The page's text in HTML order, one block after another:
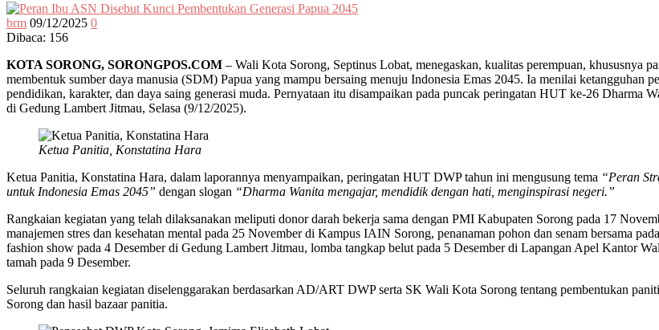
brm 09/12/2025 0
Dibaca: 156
KOTA SORONG, SORONGPOS.COM – Wali Kota Sorong, Septinus Lobat, menegaskan, kualitas perempuan, khususnya
membentuk sumber daya manusia (SDM) Papua yang mampu bersaing menuju Indonesia Emas 2045. Ia menilai ketangguhan
pendidikan, karakter, dan daya saing generasi muda. Pernyataan itu disampaikan pada puncak peringatan HUT ke-26 Dharma
di Gedung Lambert Jitmau, Selasa (9/12/2025).
Ketua Panitia, Konstatina Hara
Ketua Panitia, Konstatina Hara, dalam laporannya menyampaikan, peringatan HUT DWP tahun ini mengusung tema “Peran
untuk Indonesia Emas 2045” dengan slogan “Dharma Wanita mengajar, mendidik dengan hati, menginspirasi negeri.”
Rangkaian kegiatan yang telah dilaksanakan meliputi donor darah bekerja sama dengan PMI Kabupaten Sorong pada 17
manajemen stres dan kesehatan mental pada 25 November di Kampus IAIN Sorong, penanaman pohon dan senam bersama
fashion show pada 4 Desember di Gedung Lambert Jitmau, lomba tangkap belut pada 5 Desember di Lapangan Apel Kantor
tamah pada 9 Desember.
Seluruh rangkaian kegiatan diselenggarakan berdasarkan AD/ART DWP serta SK Wali Kota Sorong tentang pembentukan
Sorong dan hasil bazaar panitia.